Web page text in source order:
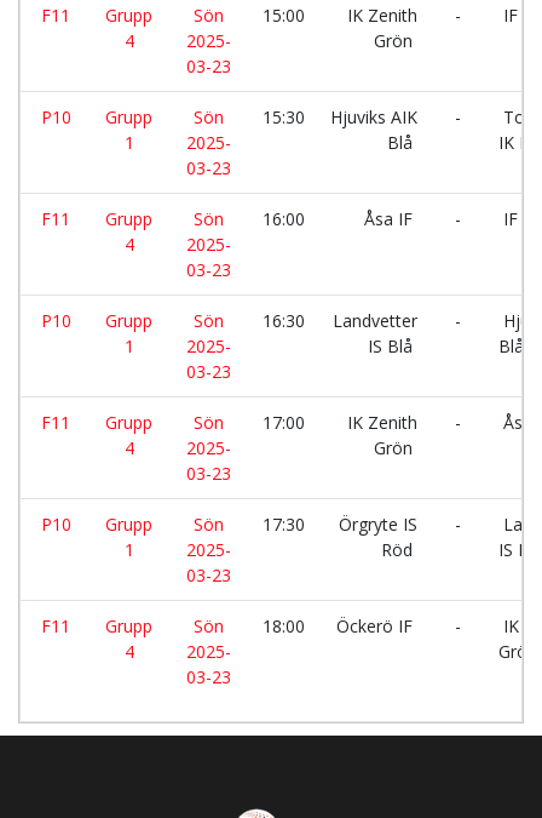
F11
Grupp
4
Sön
2025-
03-23
15:00
IK Zenith
Grön
- IF
P10
Grupp
1
Sön
2025-
03-23
15:30
Hjuviks AIK
Blå
-
IK
F11
Grupp
4
Sön
2025-
03-23
16:00 Åsa IF - IF
P10
Grupp
1
Sön
2025-
03-23
16:30
Landvetter
IS Blå
-
Blå
F11
Grupp
4
Sön
2025-
03-23
17:00
IK Zenith
Grön
- Åsa
P10
Grupp
1
Sön
2025-
03-23
17:30
Örgryte IS
Röd
-
IS Blå
F11
Grupp
4
Sön
2025-
03-23
18:00 Öckerö IF -
IK
Grön